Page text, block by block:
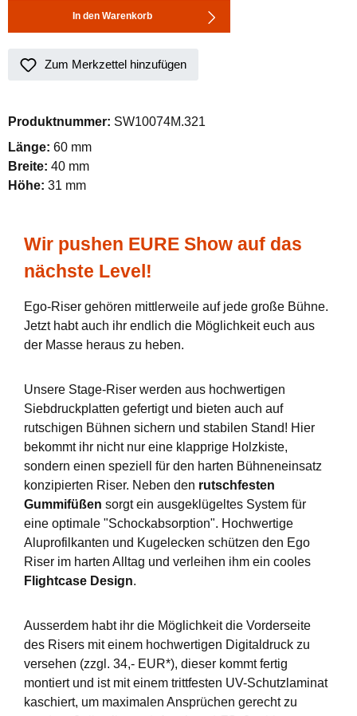
In den Warenkorb
Zum Merkzettel hinzufügen
Produktnummer: SW10074M.321
Länge: 60 mm
Breite: 40 mm
Höhe: 31 mm
Wir pushen EURE Show auf das
nächste Level!
Ego-Riser gehören mittlerweile auf jede große Bühne.
Jetzt habt auch ihr endlich die Möglichkeit euch aus
der Masse heraus zu heben.
Unsere Stage-Riser werden aus hochwertigen
Siebdruckplatten gefertigt und bieten auch auf
rutschigen Bühnen sichern und stabilen Stand! Hier
bekommt ihr nicht nur eine klapprige Holzkiste,
sondern einen speziell für den harten Bühneneinsatz
konzipierten Riser. Neben den rutschfesten
Gummifüßen sorgt ein ausgeklügeltes System für
eine optimale "Schockabsorption". Hochwertige
Aluprofilkanten und Kugelecken schützen den Ego
Riser im harten Alltag und verleihen ihm ein cooles
Flightcase Design.
Ausserdem habt ihr die Möglichkeit die Vorderseite
des Risers mit einem hochwertigen Digitaldruck zu
versehen (zzgl. 34,- EUR*), dieser kommt fertig
montiert und ist mit einem trittfesten UV-Schutzlaminat
kaschiert, um maximalen Ansprüchen gerecht zu